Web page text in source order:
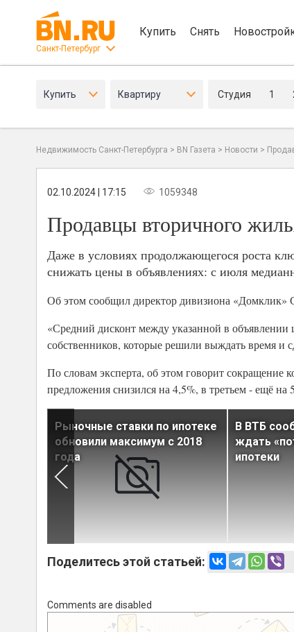
Санкт-Петербург
Купить Снять
Купить Квартиру Студия 1
Недвижимость Санкт-Петербурга > BN Газета > Новости >
02.10.2024 | 17:15 1059348
Продавцы вторичного
Даже в условиях продолжающегося роста
снижать цены в объявлениях: с июля
Об этом сообщил директор дивизиона «Домклик»
«Средний дисконт между указанной в
собственников, которые решили выждать время и
По словам эксперта, об этом говорит сокращение
предложения снизился на 4,5%, в третьем - ещё на
Рыночные ставки по ипотеке
обновили максимум с 2018
года
В ВТБ
ждать
ипотеки
Поделитесь этой статьей:
Comments are disabled